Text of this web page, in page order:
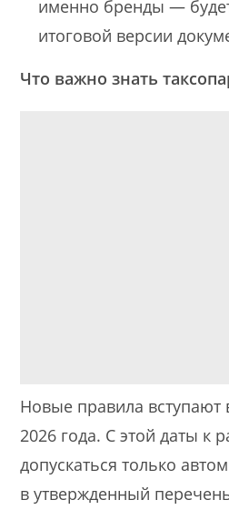
именно бренды —
итоговой версии
Что важно знать
Новые правила вступают
2026 года. С этой даты к
допускаться только
в утвержденный